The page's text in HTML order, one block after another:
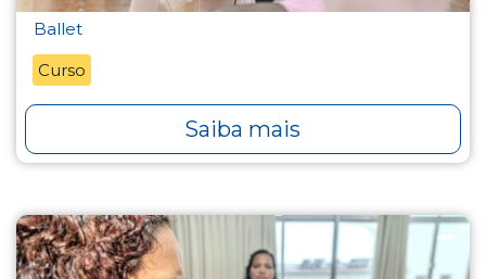
Ballet
Curso
Saiba mais